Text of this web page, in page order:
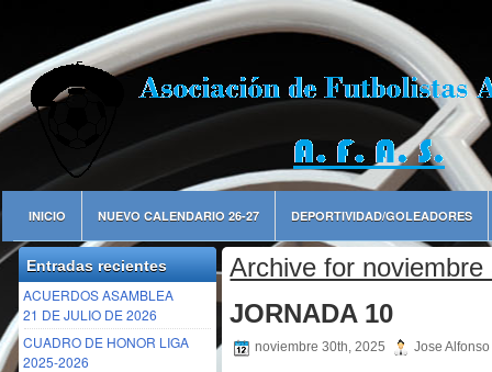
INICIO NUEVO CALENDARIO 26-27 DEPORTIVIDAD/GOLEADORES
Entradas recientes
ACUERDOS ASAMBLEA
21 DE JULIO DE 2026
CUADRO DE HONOR LIGA
2025-2026
Archive for noviembre
JORNADA 10
noviembre 30th, 2025 Jose